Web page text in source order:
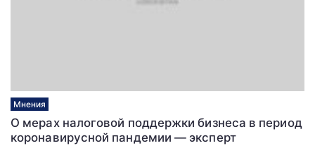
Мнения
О мерах налоговой поддержки бизнеса в период
коронавирусной пандемии — эксперт